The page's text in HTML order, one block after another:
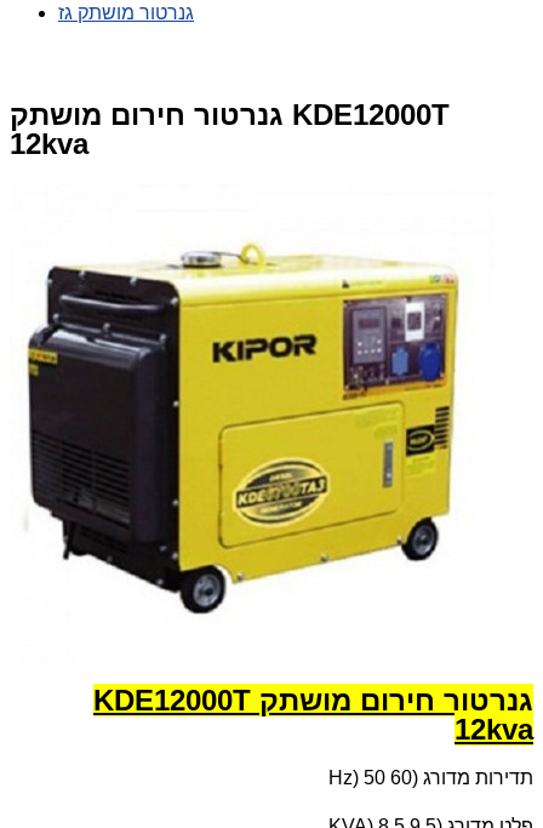
גנרטור מושתק גז
גנרטור חירום מושתק KDE12000T
12kva
גנרטור חירום מושתק KDE12000T
12kva
תדירות מדורג (Hz) 50 60